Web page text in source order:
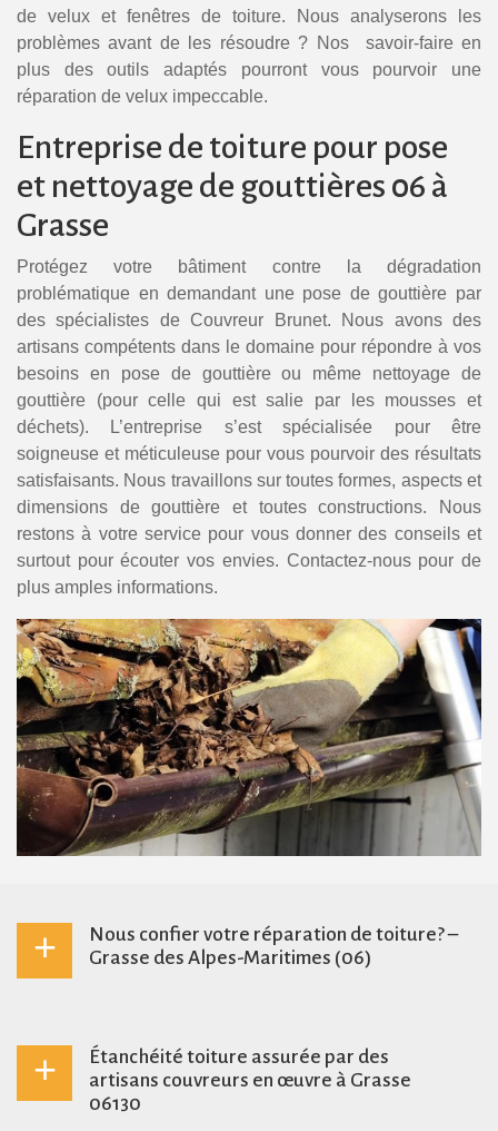
de velux et fenêtres de toiture. Nous analyserons les
problèmes avant de les résoudre ? Nos savoir-faire en
plus des outils adaptés pourront vous pourvoir une
réparation de velux impeccable.
Entreprise de toiture pour pose
et nettoyage de gouttières 06 à
Grasse
Protégez votre bâtiment contre la dégradation
problématique en demandant une pose de gouttière par
des spécialistes de Couvreur Brunet. Nous avons des
artisans compétents dans le domaine pour répondre à vos
besoins en pose de gouttière ou même nettoyage de
gouttière (pour celle qui est salie par les mousses et
déchets). L’entreprise s’est spécialisée pour être
soigneuse et méticuleuse pour vous pourvoir des résultats
satisfaisants. Nous travaillons sur toutes formes, aspects et
dimensions de gouttière et toutes constructions. Nous
restons à votre service pour vous donner des conseils et
surtout pour écouter vos envies. Contactez-nous pour de
plus amples informations.
Nous confier votre réparation de toiture? –
Grasse des Alpes-Maritimes (06)
les réparations sur votre toiture (tuile cassé, toiture
avachie, fuite de toiture…), en plus de la qualité du
service donné, vous devez compter sur un entretien et
Étanchéité toiture assurée par des
artisans couvreurs en œuvre à Grasse
06130